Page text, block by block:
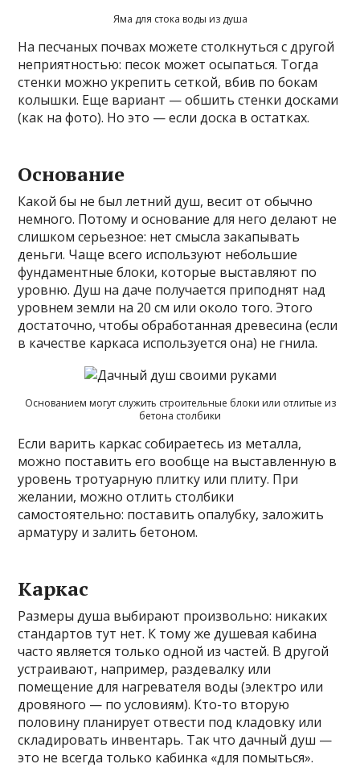
Яма для стока воды из душа
На песчаных почвах можете столкнуться с другой
неприятностью: песок может осыпаться. Тогда
стенки можно укрепить сеткой, вбив по бокам
колышки. Еще вариант — обшить стенки досками
(как на фото). Но это — если доска в остатках.
Основание
Какой бы не был летний душ, весит от обычно
немного. Потому и основание для него делают не
слишком серьезное: нет смысла закапывать
деньги. Чаще всего используют небольшие
фундаментные блоки, которые выставляют по
уровню. Душ на даче получается приподнят над
уровнем земли на 20 см или около того. Этого
достаточно, чтобы обработанная древесина (если
в качестве каркаса используется она) не гнила.
Основанием могут служить строительные блоки или отлитые из
бетона столбики
Если варить каркас собираетесь из металла,
можно поставить его вообще на выставленную в
уровень тротуарную плитку или плиту. При
желании, можно отлить столбики
самостоятельно: поставить опалубку, заложить
арматуру и залить бетоном.
Каркас
Размеры душа выбирают произвольно: никаких
стандартов тут нет. К тому же душевая кабина
часто является только одной из частей. В другой
устраивают, например, раздевалку или
помещение для нагревателя воды (электро или
дровяного — по условиям). Кто-то вторую
половину планирует отвести под кладовку или
складировать инвентарь. Так что дачный душ —
это не всегда только кабинка «для помыться».